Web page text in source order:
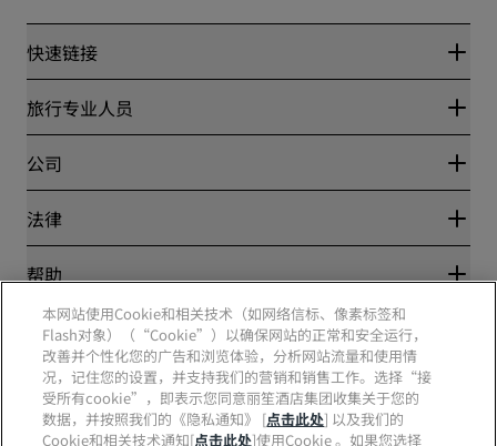
快速链接
丽赏会
Blog
目的地
丽笙酒店集团APP
体育认证酒店
家庭友好型酒店
旅行专业人员
合作伙伴
公司
丽笙酒店集团
工作机会 RHG
工作机会 PPHE
工作机会 EHL
The Club by RHG
发展机会
责任经营
采购
法律
隐私中心
丽赏会条款和条件
网站使用协议
数字无障碍
现代奴隶制声明
帮助
消费者警示
联系方式
常见问题
网站地图
社交媒体
丽笙酒店集团品牌
本网站使用Cookie和相关技术（如网络信标、像素标签和
Flash对象）（“Cookie”）以确保网站的正常和安全运行，
改善并个性化您的广告和浏览体验，分析网站流量和使用情
况，记住您的设置，并支持我们的营销和销售工作。选择“接
受所有cookie”，即表示您同意丽笙酒店集团收集关于您的
数据，并按照我们的《隐私通知》 [点击此处] 以及我们的
Cookie和相关技术通知[点击此处]使用Cookie 。如果您选择